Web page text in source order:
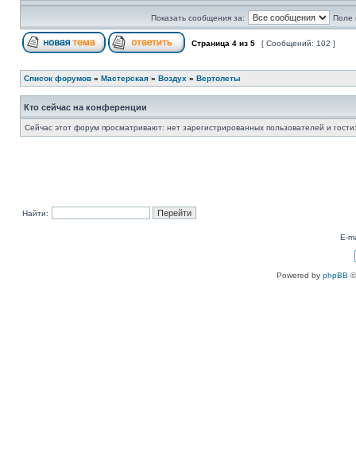
Показать сообщения за: Поле
Страница 4 из 5 [ Сообщений: 102 ]
Список форумов » Мастерская » Воздух » Вертолеты
Кто сейчас на конференции
Сейчас этот форум просматривают: нет зарегистрированных пользователей и
Найти:
E-
Powered by phpBB